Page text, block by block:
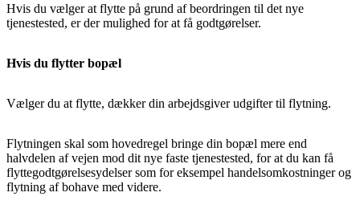
Hvis du vælger at flytte på grund af beordringen til det nye
tjenestested, er der mulighed for at få godtgørelser.
Hvis du flytter bopæl
Vælger du at flytte, dækker din arbejdsgiver udgifter til flytning.
Flytningen skal som hovedregel bringe din bopæl mere end
halvdelen af vejen mod dit nye faste tjenestested, for at du kan få
flyttegodtgørelsesydelser som for eksempel handelsomkostninger og
flytning af bohave med videre.